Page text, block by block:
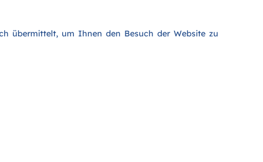
übermittelt, um Ihnen den Besuch der Website zu